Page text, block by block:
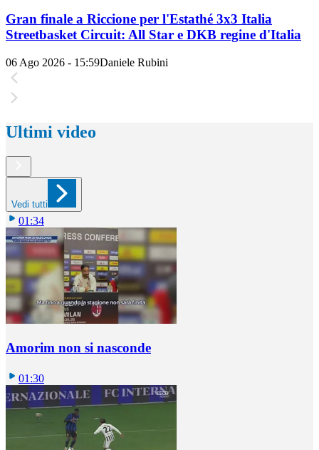
Gran finale a Riccione per l'Estathé 3x3 Italia
Streetbasket Circuit: All Star e DKB regine d'Italia
06 Ago 2026 - 15:59Daniele Rubini
Ultimi video
Vedi tutti
01:34
Amorim non si nasconde
01:30